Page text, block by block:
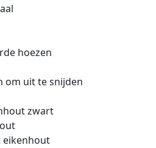
hoezen
om uit te snijden
zwart
eikenhout